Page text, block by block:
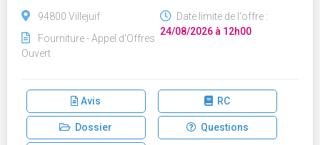
94800 Villejuif
Fourniture - Appel d'Offres
Ouvert
Date limite de l'offre :
24/08/2026 à 12h00
Avis RC
Dossier Questions